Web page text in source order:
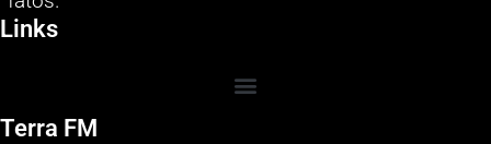
Links
Terra FM